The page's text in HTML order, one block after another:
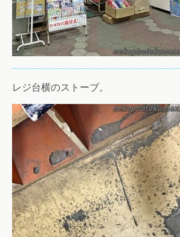
レジ台横のストーブ。